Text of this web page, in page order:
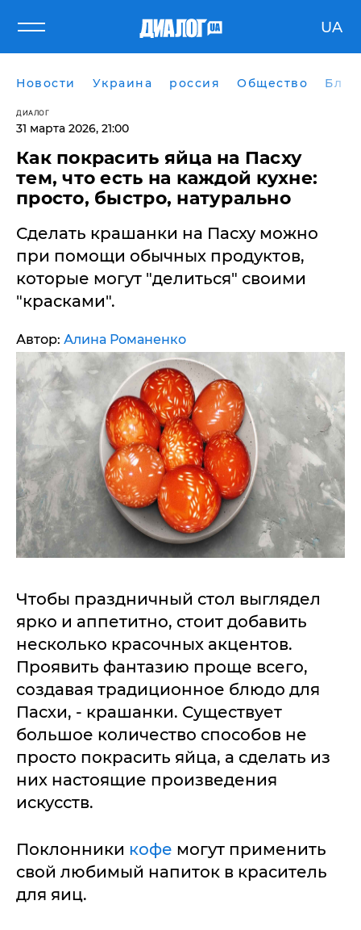
UA
Новости Украина россия Общество
ДИАЛОГ
31 марта 2026, 21:00
Как покрасить яйца на Пасху
тем, что есть на каждой кухне:
просто, быстро, натурально
Сделать крашанки на Пасху можно
при помощи обычных продуктов,
которые могут "делиться" своими
"красками".
Автор: Алина Романенко
Чтобы праздничный стол выглядел
ярко и аппетитно, стоит добавить
несколько красочных акцентов.
Проявить фантазию проще всего,
создавая традиционное блюдо для
Пасхи, - крашанки. Существует
большое количество способов не
просто покрасить яйца, а сделать из
них настоящие произведения
искусств.
Поклонники кофе могут применить
свой любимый напиток в краситель
для яиц.